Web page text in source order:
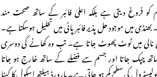
فروغ دیتی ہے بلکہ اعلیٰ فائبر کے ساتھ صحت مند
میں موجود حل پذیر فائبر پانی میں تحلیل ہوسکتا ہے۔
نالی میں ٹوٹ پھوٹ جاتا ہے۔ تب وہ کھانے کی دوسری
چپک جاتا اور جسم سے فضلے کے ساتھ خارج ہو جاتا
کی سطح کم ہو جاتی ہے۔ ہارورڈ ہیلتھ اسکول کا کہنا